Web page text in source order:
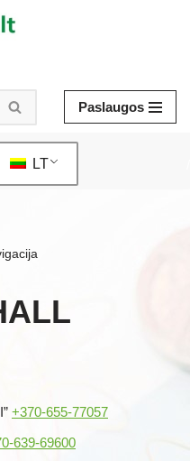
Paslaugos
LT
+370-655-77057
639-69600